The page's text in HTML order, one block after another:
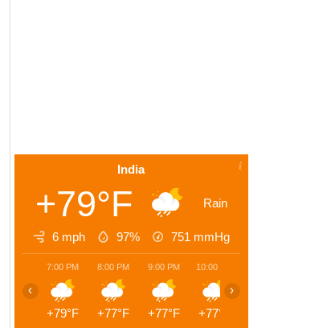
India
+79°F Rain
6 mph 97% 751 mmHg
7:00 PM
+79°F
8:00 PM
+77°F
9:00 PM
+77°F
10:00 PM
+77°F
‹ ›